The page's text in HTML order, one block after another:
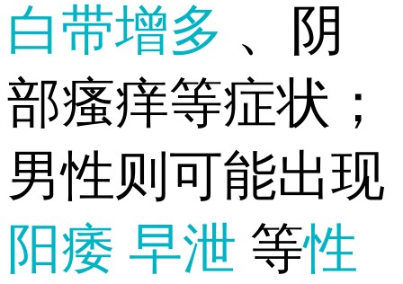
白带增多 、阴
部瘙痒等症状；
男性则可能出现
阳痿 早泄 等性